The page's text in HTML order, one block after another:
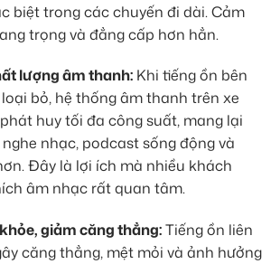
biệt trong các chuyến đi dài. Cảm
trọng và đẳng cấp hơn hẳn.
lượng âm thanh: Khi tiếng ồn bên
bỏ, hệ thống âm thanh trên xe
huy tối đa công suất, mang lại
nhạc, podcast sống động và
Đây là lợi ích mà nhiều khách
âm nhạc rất quan tâm.
giảm căng thẳng:Tiếng ồn liên
căng thẳng, mệt mỏi và ảnh hưởng